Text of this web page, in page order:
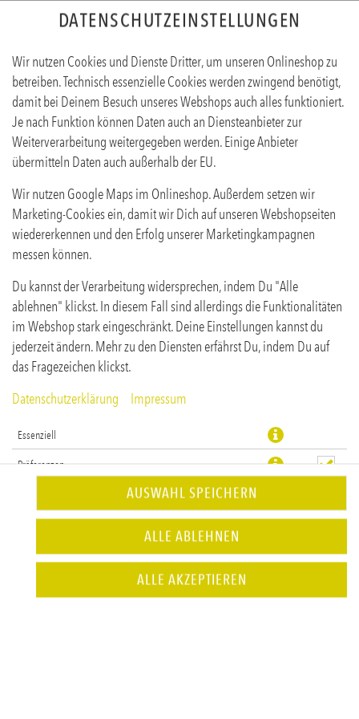
DATENSCHUTZEINSTELLUNGEN
Wir nutzen Cookies und Dienste Dritter, um unseren Onlineshop zu
betreiben. Technisch essenzielle Cookies werden zwingend benötigt,
damit bei Deinem Besuch unseres Webshops auch alles funktioniert.
Je nach Funktion können Daten auch an Diensteanbieter zur
Weiterverarbeitung weitergegeben werden. Einige Anbieter
übermitteln Daten auch außerhalb der EU.
Wir nutzen Google Maps im Onlineshop. Außerdem setzen wir
Marketing-Cookies ein, damit wir Dich auf unseren Webshopseiten
wiedererkennen und den Erfolg unserer Marketingkampagnen
messen können.
Du kannst der Verarbeitung widersprechen, indem Du "Alle
ablehnen" klickst. In diesem Fall sind allerdings die Funktionalitäten
im Webshop stark eingeschränkt. Deine Einstellungen kannst du
jederzeit ändern. Mehr zu den Diensten erfährst Du, indem Du auf
das Fragezeichen klickst.
Datenschutzerklärung
Impressum
Essenziell
Präferenzen
AUSWAHL SPEICHERN
ALLE ABLEHNEN
ALLE AKZEPTIEREN
MINERALWASSER STILL 0,75L
Produktinfos
JETZT BESTELLEN